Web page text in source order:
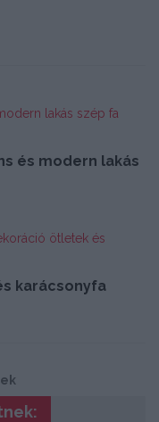
és modern lakás
karácsonyfa